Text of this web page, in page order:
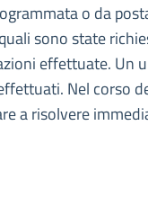
o da
sono state
effettuate. Un
Nel corso
a risolvere